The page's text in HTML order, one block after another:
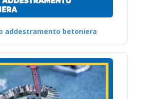
addestramento betoniera